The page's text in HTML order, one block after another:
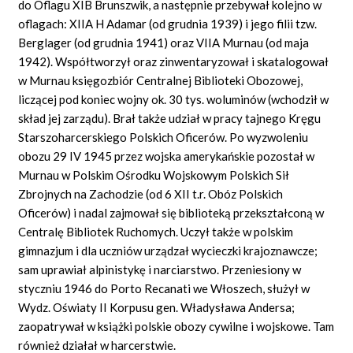
do Oflagu XIB Brunszwik, a następnie przebywał kolejno w
oflagach: XIIA H Adamar (od grudnia 1939) i jego filii tzw.
Berglager (od grudnia 1941) oraz VIIA Murnau (od maja
1942). Współtworzył oraz zinwentaryzował i skatalogował
w Murnau księgozbiór Centralnej Biblioteki Obozowej,
liczącej pod koniec wojny ok. 30 tys. woluminów (wchodził w
skład jej zarządu). Brał także udział w pracy tajnego Kręgu
Starszoharcerskiego Polskich Oficerów. Po wyzwoleniu
obozu 29 IV 1945 przez wojska amerykańskie pozostał w
Murnau w Polskim Ośrodku Wojskowym Polskich Sił
Zbrojnych na Zachodzie (od 6 XII t.r. Obóz Polskich
Oficerów) i nadal zajmował się biblioteką przekształconą w
Centralę Bibliotek Ruchomych. Uczył także w polskim
gimnazjum i dla uczniów urządzał wycieczki krajoznawcze;
sam uprawiał alpinistykę i narciarstwo. Przeniesiony w
styczniu 1946 do Porto Recanati we Włoszech, służył w
Wydz. Oświaty II Korpusu gen. Władysława Andersa;
zaopatrywał w książki polskie obozy cywilne i wojskowe. Tam
również działał w harcerstwie.